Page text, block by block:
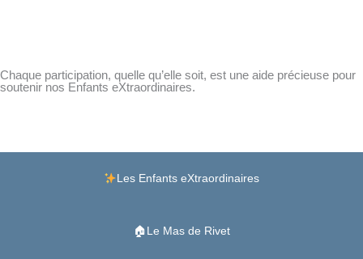
Chaque participation, quelle qu’elle soit, est une aide précieuse pour
soutenir nos Enfants eXtraordinaires.
Les Enfants eXtraordinaires
🏠Le Mas de Rivet
Facebook
Instagram
Lien